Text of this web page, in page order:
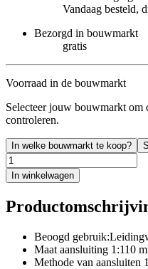
Vandaag besteld,
Bezorgd in bouwmarkt
gratis
Voorraad in de bouwmarkt
Selecteer jouw bouwmarkt
controleren.
In welke bouwmarkt te koop?
In winkelwagen
Beoogd
Maat aansluiting 1:110
Methode van aansluiten